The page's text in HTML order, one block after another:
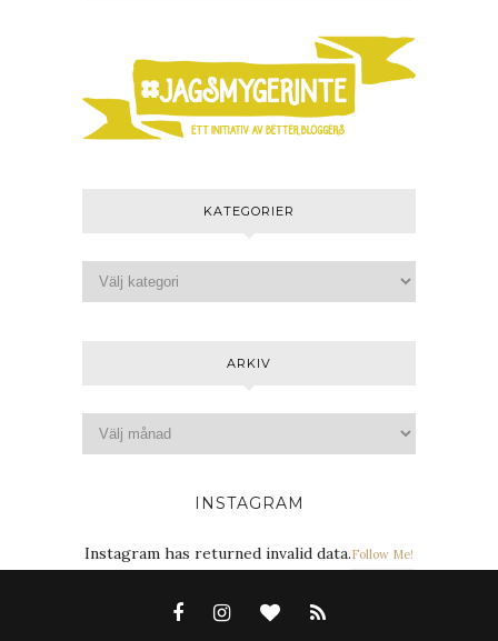
KATEGORIER
ARKIV
INSTAGRAM
Instagram has returned invalid data.Follow Me!